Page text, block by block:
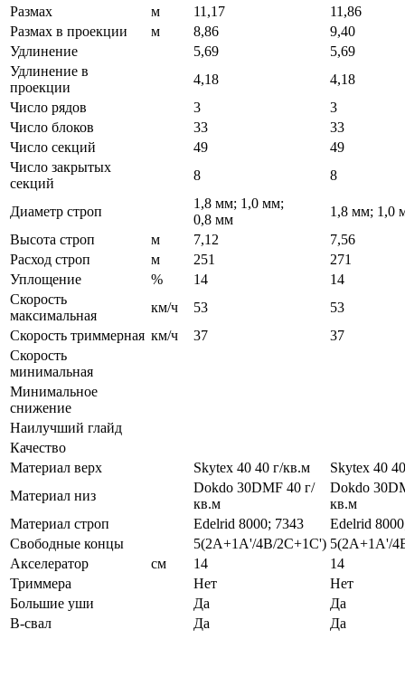
Размах
м 11,17
11,86
Размах в проекции
м 8,86
9,40
Удлинение
5,69
5,69
Удлинение в
проекции
4,18
4,18
Число рядов
3
3
Число блоков
33
33
Число секций
49
49
Число закрытых
секций
8 8
Диаметр строп
1,8 мм; 1,0 мм;
0,8 мм
1,8 мм; 1,0
Высота строп
м 7,12
7,56
Расход строп
м 251
271
Уплощение
% 14
14
Скорость
максимальная
км/ч 53
53
Скорость триммерная км/ч 37
37
Скорость
минимальная
Минимальное
снижение
Наилучший глайд
Качество
Материал верх
Skytex 40 40 г/кв.м
Skytex 40
Материал низ
Dokdo 30DMF 40 г/
кв.м
Dokdo
кв.м
Материал строп
Edelrid 8000; 7343
Edelrid
Свободные концы
5(2A+1A'/4B/2C+1C') 5(2A+1A'/
Акселератор
см 14
14
Триммера
Нет
Нет
Большие уши
Да
Да
B-свал
Да Да